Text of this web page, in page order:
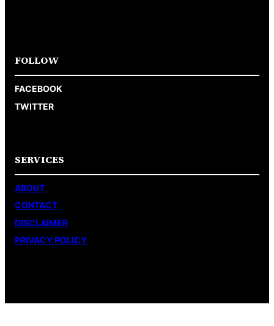
FOLLOW
FACEBOOK
TWITTER
SERVICES
ABOUT
CONTACT
DISCLAIMER
PRIVACY POLICY